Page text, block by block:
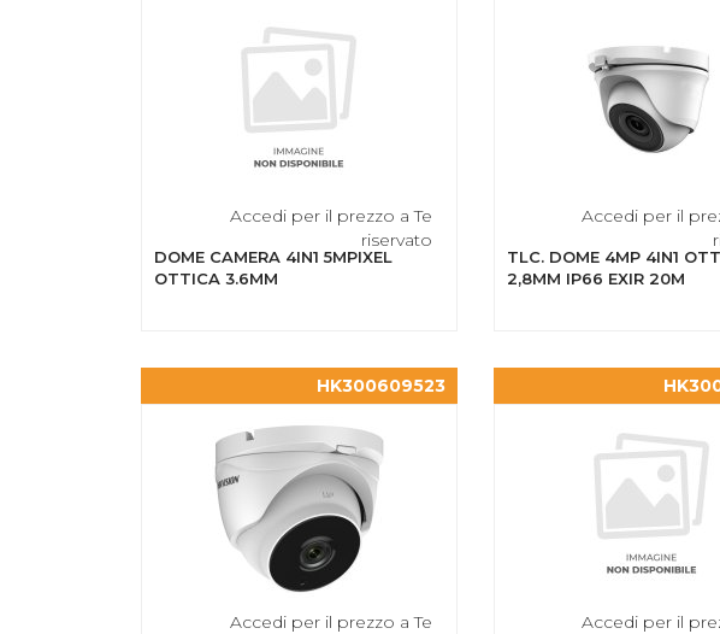
Accedi per il prezzo a Te
riservato
DOME CAMERA 4IN1 5MPIXEL
OTTICA 3.6MM
Accedi per il
TLC. DOME 4MP 4IN1
2,8MM IP66 EXIR 20M
HK300609523
Accedi per il prezzo a Te
Accedi per il